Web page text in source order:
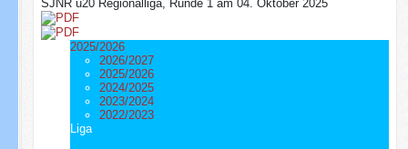
SJNR u20 Regionalliga, Runde 1 am 04. Oktober 2025
2025/2026
2026/2027
2025/2026
2024/2025
2023/2024
2022/2023
Liga